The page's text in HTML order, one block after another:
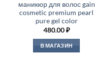
маникюр для волос gain
cosmetic premium pearl
pure gel color
480.00₽
В МАГАЗИН